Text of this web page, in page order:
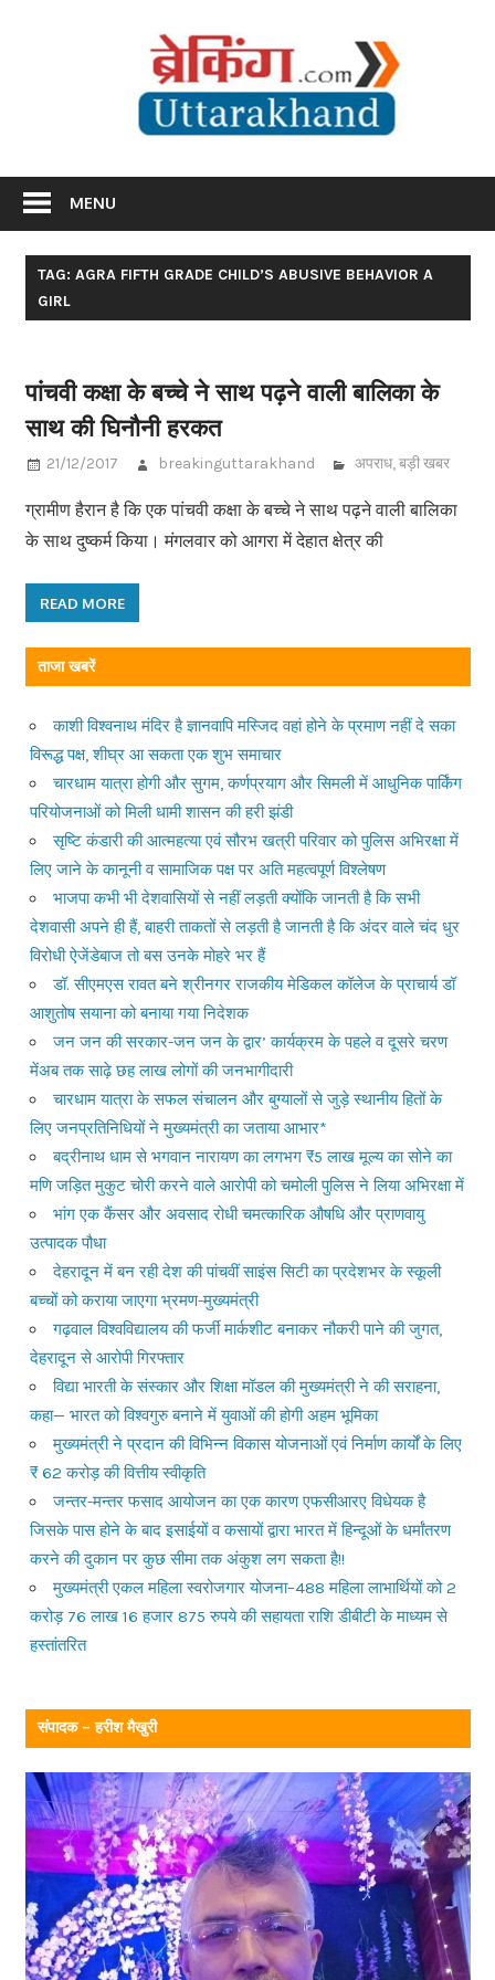
MENU
TAG: AGRA FIFTH GRADE CHILD’S ABUSIVE BEHAVIOR A
GIRL
पांचवी कक्षा के बच्चे ने साथ पढ़ने वाली बालिका के
साथ की घिनौनी हरकत
21/12/2017 breakinguttarakhand अपराध,बड़ी खबर
ग्रामीण हैरान है कि एक पांचवी कक्षा के बच्चे ने साथ पढ़ने वाली बालिका
के साथ दुष्कर्म किया। मंगलवार को आगरा में देहात क्षेत्र की
READ MORE
ताजा खबरें
काशी विश्वनाथ मंदिर है ज्ञानवापि मस्जिद वहां होने के प्रमाण नहीं दे सका
विरूद्ध पक्ष, शीघ्र आ सकता एक शुभ समाचार
चारधाम यात्रा होगी और सुगम, कर्णप्रयाग और सिमली में आधुनिक पार्किंग
परियोजनाओं को मिली धामी शासन की हरी झंडी
सृष्टि कंडारी की आत्महत्या एवं सौरभ खत्री परिवार को पुलिस अभिरक्षा में
लिए जाने के कानूनी व सामाजिक पक्ष पर अति महत्वपूर्ण विश्लेषण
भाजपा कभी भी देशवासियों से नहीं लड़ती क्योंकि जानती है कि सभी
देशवासी अपने ही हैं, बाहरी ताकतों से लड़ती है जानती है कि अंदर वाले चंद धुर
विरोधी ऐजेंडेबाज तो बस उनके मोहरे भर हैं
डॉ. सीएमएस रावत बने श्रीनगर राजकीय मेडिकल कॉलेज के प्राचार्य डॉ
आशुतोष सयाना को बनाया गया निदेशक
जन जन की सरकार-जन जन के द्वार’ कार्यक्रम के पहले व दूसरे चरण
मेंअब तक साढ़े छह लाख लोगों की जनभागीदारी
चारधाम यात्रा के सफल संचालन और बुग्यालों से जुड़े स्थानीय हितों के
लिए जनप्रतिनिधियों ने मुख्यमंत्री का जताया आभार*
बद्रीनाथ धाम से भगवान नारायण का लगभग ₹5 लाख मूल्य का सोने का
मणि जड़ित मुकुट चोरी करने वाले आरोपी को चमोली पुलिस ने लिया अभिरक्षा में
भांग एक कैंसर और अवसाद रोधी चमत्कारिक औषधि और प्राणवायु
उत्पादक पौधा
देहरादून में बन रही देश की पांचवीं साइंस सिटी का प्रदेशभर के स्कूली
बच्चों को कराया जाएगा भ्रमण-मुख्यमंत्री
गढ़वाल विश्वविद्यालय की फर्जी मार्कशीट बनाकर नौकरी पाने की जुगत,
देहरादून से आरोपी गिरफ्तार
विद्या भारती के संस्कार और शिक्षा मॉडल की मुख्यमंत्री ने की सराहना,
कहा— भारत को विश्वगुरु बनाने में युवाओं की होगी अहम भूमिका
मुख्यमंत्री ने प्रदान की विभिन्न विकास योजनाओं एवं निर्माण कार्यों के लिए
₹ 62 करोड़ की वित्तीय स्वीकृति
जन्तर-मन्तर फसाद आयोजन का एक कारण एफसीआरए विधेयक है
जिसके पास होने के बाद इसाईयों व कसायों द्वारा भारत में हिन्दूओं के धर्मांतरण
करने की दुकान पर कुछ सीमा तक अंकुश लग सकता है!!
मुख्यमंत्री एकल महिला स्वरोजगार योजना–488 महिला लाभार्थियों को 2
करोड़ 76 लाख 16 हजार 875 रुपये की सहायता राशि डीबीटी के माध्यम से
हस्तांतरित
संपादक – हरीश मैखुरी